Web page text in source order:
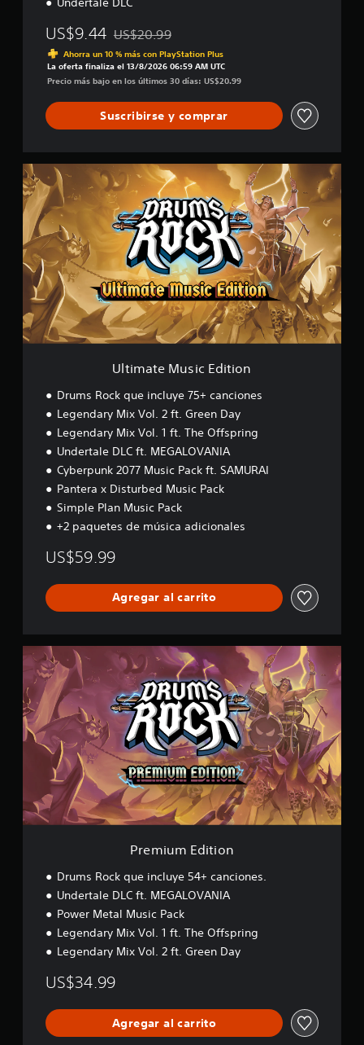
US$9.44 Rebajado del precio original de US$20.99
US$20.99
Ahorra un 10 % más con PlayStation Plus
La oferta finaliza el 13/8/2026 06:59 AM UTC
Precio más bajo en los últimos 30 días: US$20.99
Suscribirse y comprar
U
l
t
i
a
t
e
s
i
c
Ultimate Music Edition
Drums Rock que incluye 75+ canciones
Legendary Mix Vol. 2 ft. Green Day
Legendary Mix Vol. 1 ft. The Offspring
Undertale DLC ft. MEGALOVANIA
Cyberpunk 2077 Music Pack ft. SAMURAI
Pantera x Disturbed Music Pack
Simple Plan Music Pack
+2 paquetes de música adicionales
US$59.99
Agregar al carrito
P
m
i
u
m
t
i
o
Premium Edition
Drums Rock que incluye 54+ canciones.
Undertale DLC ft. MEGALOVANIA
Power Metal Music Pack
Legendary Mix Vol. 1 ft. The Offspring
Legendary Mix Vol. 2 ft. Green Day
US$34.99
Agregar al carrito